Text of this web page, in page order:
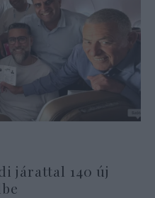
járattal 140 új